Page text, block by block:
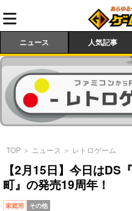
ニュース 人気記事
TOP ＞ ニュース ＞ レトロゲーム
【2月15日】今日はDS
町』の発売19周年！
家庭用 その他